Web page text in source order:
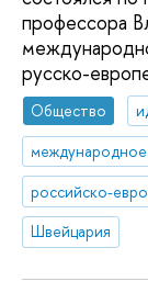
профессора
русско-
Общество
российско-
Швейцария